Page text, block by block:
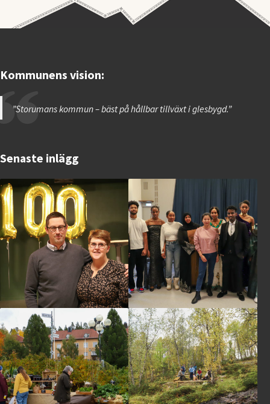
Kommunens vision:
”Storumans kommun – bäst på hållbar tillväxt i glesbygd.”
Senaste inlägg